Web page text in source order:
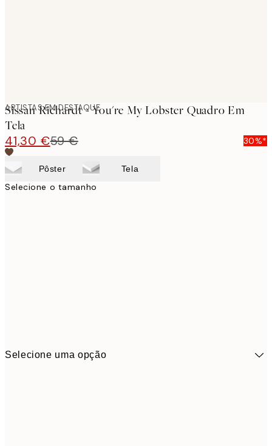
ARTISTAS EM DESTAQUE
Sissan Richardt - You're My Lobster Quadro Em
Tela
41,30 €59 € 30%*
Pôster Tela
Selecione o tamanho
Selecione uma opção